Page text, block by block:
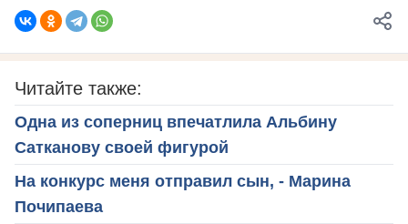
Читайте также:
Одна из соперниц впечатлила Альбину
Сатканову своей фигурой
На конкурс меня отправил сын, - Марина
Почипаева